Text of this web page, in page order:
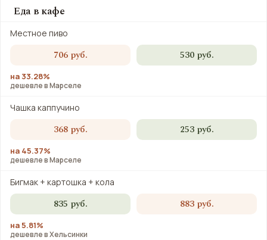
Еда в кафе
Местное пиво
706 руб. 530 руб.
на 33.28%
дешевле в Марселе
Чашка каппучино
368 руб. 253 руб.
на 45.37%
дешевле в Марселе
Бигмак + картошка + кола
835 руб. 883 руб.
на 5.81%
дешевле в Хельсинки